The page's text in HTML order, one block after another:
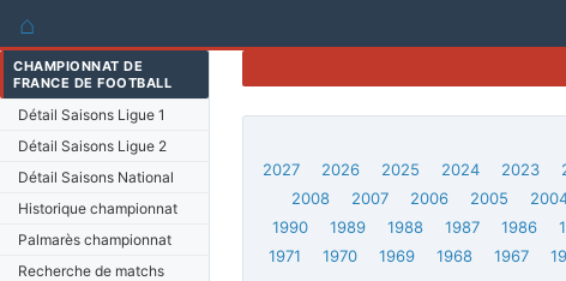
⌂
CHAMPIONNAT DE
FRANCE DE FOOTBALL
Détail Saisons Ligue 1
Détail Saisons Ligue 2
Détail Saisons National
Historique championnat
Palmarès championnat
Recherche de matchs
2027
2026 2025 2024 2023
2008
2007 2006 2005
1990
1989 1988 1987 1986
1971
1970 1969 1968 1967